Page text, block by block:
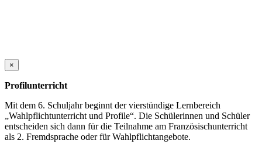
×
Profilunterricht
Mit dem 6. Schuljahr beginnt der vierstündige Lernbereich
„Wahlpflichtunterricht und Profile“. Die Schülerinnen und Schüler
entscheiden sich dann für die Teilnahme am Französischunterricht
als 2. Fremdsprache oder für Wahlpflichtangebote.